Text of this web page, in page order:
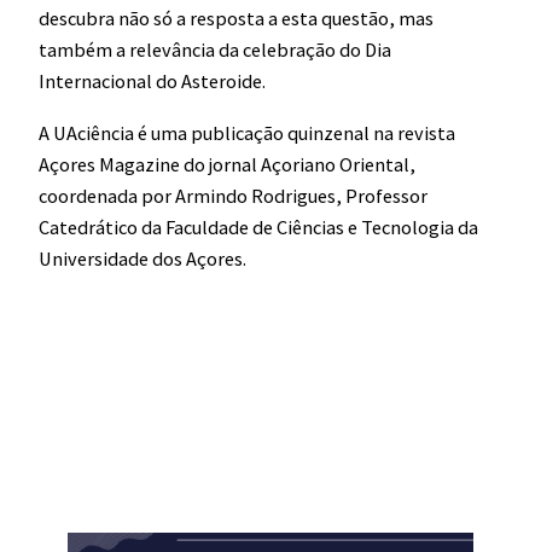
descubra não só a resposta a esta questão, mas
também a relevância da celebração do Dia
Internacional do Asteroide.
A UAciência é uma publicação quinzenal na revista
Açores Magazine do jornal Açoriano Oriental,
coordenada por Armindo Rodrigues, Professor
Catedrático da Faculdade de Ciências e Tecnologia da
Universidade dos Açores.